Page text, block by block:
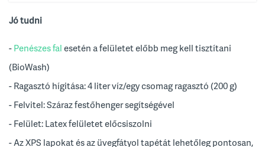
Jó tudni
-Penészes falesetén a felületet előbb meg kell tisztítani
(BioWash)
- Ragasztó hígitása: 4 liter víz/egy csomag ragasztó (200 g)
- Felvitel: Száraz festőhenger segítségével
- Felület: Latex felületet előcsiszolni
- Az XPS lapokat és az üvegfátyol tapétát lehetőleg pontosan,